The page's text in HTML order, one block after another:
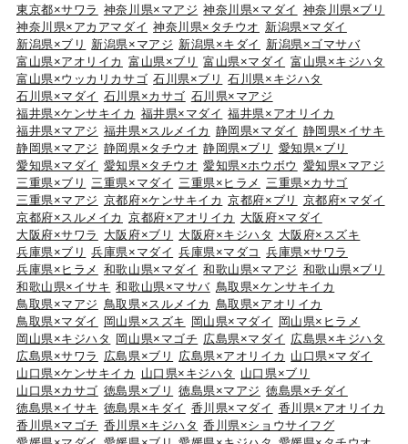
東京都×サワラ 神奈川県×マアジ 神奈川県×マダイ 神奈川県×ブリ
神奈川県×アカアマダイ 神奈川県×タチウオ 新潟県×マダイ
新潟県×ブリ
新潟県×マアジ 新潟県×キダイ
新潟県×ゴマサバ
富山県×アオリイカ 富山県×ブリ 富山県×マダイ 富山県×キジハタ
富山県×ウッカリカサゴ 石川県×ブリ
石川県×キジハタ
石川県×マダイ 石川県×カサゴ 石川県×マアジ
福井県×ケンサキイカ 福井県×マダイ 福井県×アオリイカ
福井県×マアジ 福井県×スルメイカ 静岡県×マダイ 静岡県×イサキ
静岡県×マアジ 静岡県×タチウオ 静岡県×ブリ
愛知県×ブリ
愛知県×マダイ 愛知県×タチウオ 愛知県×ホウボウ 愛知県×マアジ
三重県×ブリ
三重県×マダイ 三重県×ヒラメ
三重県×カサゴ
三重県×マアジ 京都府×ケンサキイカ 京都府×ブリ
京都府×マダイ
京都府×スルメイカ 京都府×アオリイカ
大阪府×マダイ
大阪府×サワラ
大阪府×ブリ 大阪府×キジハタ
大阪府×スズキ
兵庫県×ブリ
兵庫県×マダイ 兵庫県×マダコ
兵庫県×サワラ
兵庫県×ヒラメ 和歌山県×マダイ 和歌山県×マアジ 和歌山県×ブリ
和歌山県×イサキ 和歌山県×マサバ 鳥取県×ケンサキイカ
鳥取県×マアジ 鳥取県×スルメイカ 鳥取県×アオリイカ
鳥取県×マダイ
岡山県×スズキ 岡山県×マダイ
岡山県×ヒラメ
岡山県×キジハタ
岡山県×マゴチ 広島県×マダイ 広島県×キジハタ
広島県×サワラ
広島県×ブリ 広島県×アオリイカ 山口県×マダイ
山口県×ケンサキイカ
山口県×キジハタ
山口県×ブリ
山口県×カサゴ 徳島県×ブリ 徳島県×マアジ 徳島県×チダイ
徳島県×イサキ 徳島県×キダイ 香川県×マダイ 香川県×アオリイカ
香川県×マゴチ 香川県×キジハタ 香川県×ショウサイフグ